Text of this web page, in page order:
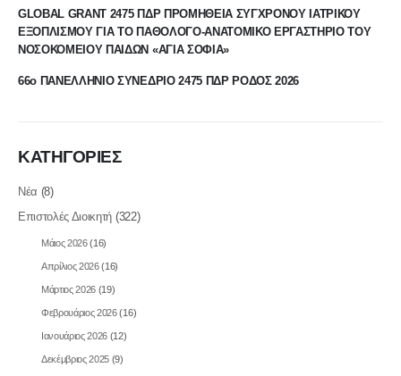
GLOBAL GRANT 2475 ΠΔΡ ΠΡΟΜΗΘΕΙΑ ΣΥΓΧΡΟΝΟΥ ΙΑΤΡΙΚΟΥ
ΕΞΟΠΛΙΣΜΟΥ ΓΙΑ ΤΟ ΠΑΘΟΛΟΓΟ-ΑΝΑΤΟΜΙΚΟ ΕΡΓΑΣΤΗΡΙΟ ΤΟΥ
ΝΟΣΟΚΟΜΕΙΟΥ ΠΑΙΔΩΝ «ΑΓΙΑ ΣΟΦΙΑ»
66ο ΠΑΝΕΛΛΗΝΙΟ ΣΥΝΕΔΡΙΟ 2475 ΠΔΡ ΡΟΔΟΣ 2026
ΚΑΤΗΓΟΡΙΕΣ
Νέα (8)
Επιστολές Διοικητή (322)
Μάιος 2026(16)
Απρίλιος 2026(16)
Μάρτιος 2026 (19)
Φεβρουάριος 2026(16)
Ιανουάριος 2026 (12)
Δεκέμβριος 2025 (9)